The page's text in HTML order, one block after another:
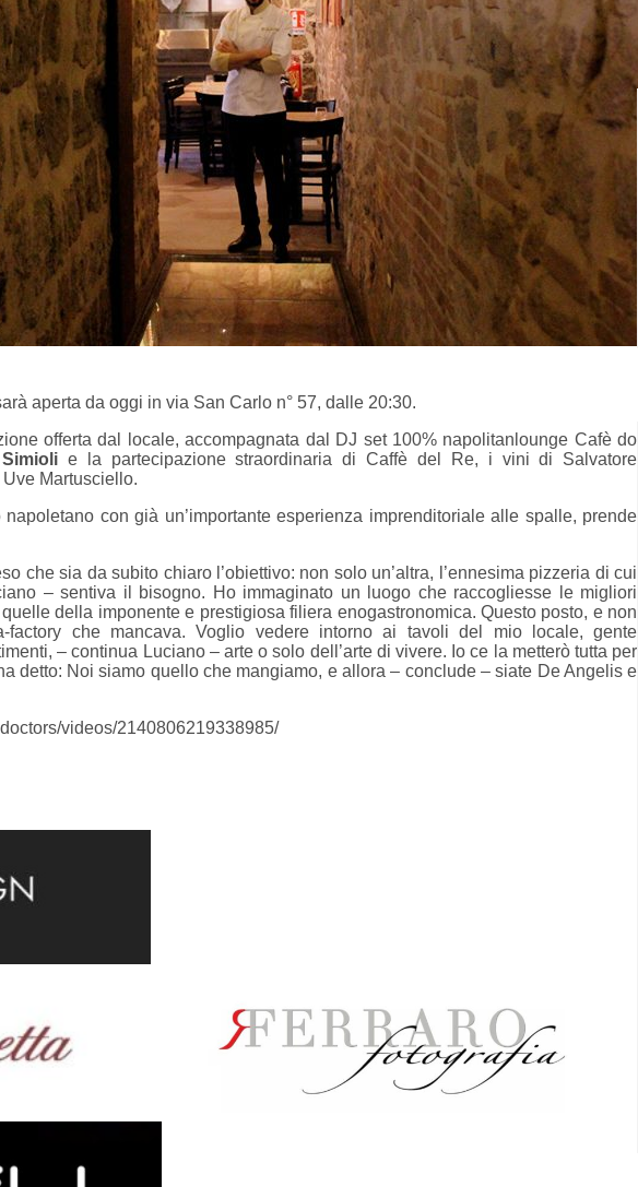
aperta da oggi in via San Carlo n° 57, dalle 20:30.
offerta dal locale, accompagnata dal DJ set 100% napolitanlounge Cafè do
e la partecipazione straordinaria di Caffè del Re, i vini di Salvatore
Uve Martusciello.
con già un’importante esperienza imprenditoriale alle spalle, prende
che sia da subito chiaro l’obiettivo: non solo un’altra, l’ennesima pizzeria di cui
– sentiva il bisogno. Ho immaginato un luogo che raccogliesse le migliori
della imponente e prestigiosa filiera enogastronomica. Questo posto, e non
factory che mancava. Voglio vedere intorno ai tavoli del mio locale, gente
– continua Luciano – arte o solo dell’arte di vivere. Io ce la metterò tutta per
detto: Noi siamo quello che mangiamo, e allora – conclude – siate De Angelis e
videos/2140806219338985/